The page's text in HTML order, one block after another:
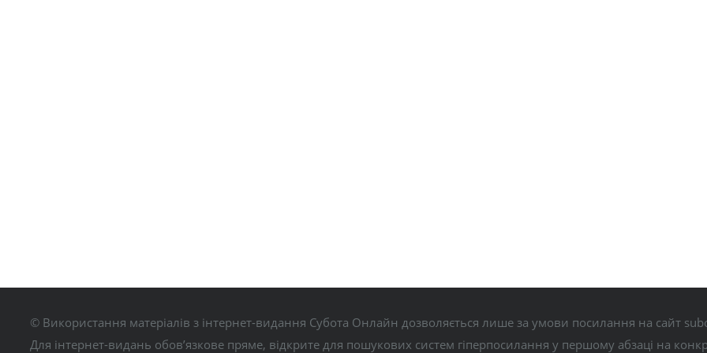
© Використання матеріалів з інтернет-видання Субота Онлайн дозволяється лише за умови посилання на сайт
Для інтернет-видань обов’язкове пряме, відкрите для пошукових систем гіперпосилання у першому абзаці на